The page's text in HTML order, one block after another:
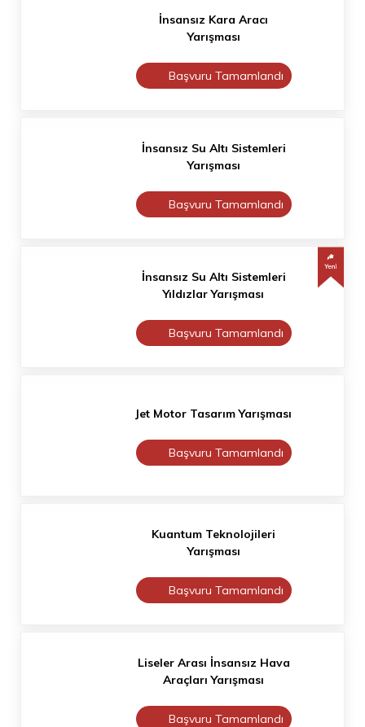
İnsansız Kara Aracı
Yarışması
Başvuru Tamamlandı
İnsansız Su Altı Sistemleri
Yarışması
Başvuru Tamamlandı
İnsansız Su Altı Sistemleri
Yıldızlar Yarışması
Başvuru Tamamlandı
Jet Motor Tasarım Yarışması
Başvuru Tamamlandı
Kuantum Teknolojileri
Yarışması
Başvuru Tamamlandı
Liseler Arası İnsansız Hava
Araçları Yarışması
Başvuru Tamamlandı